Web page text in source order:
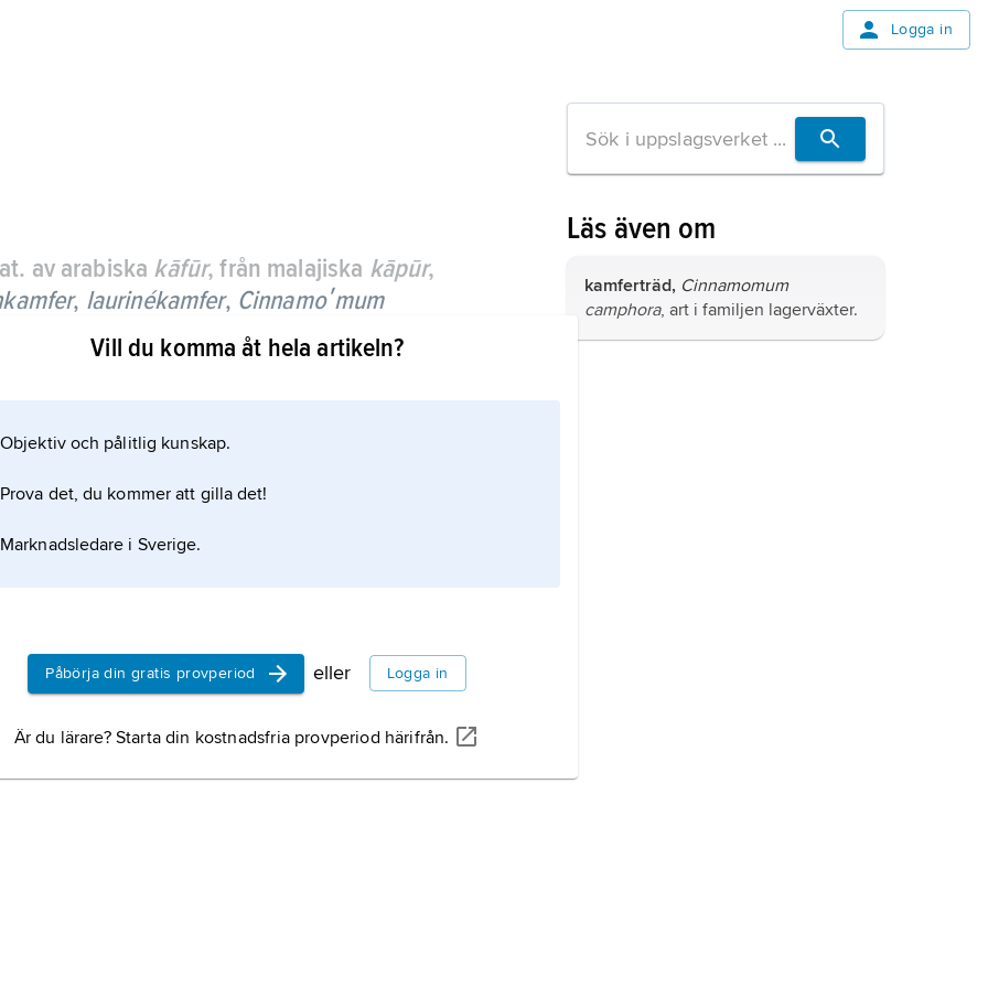
Logga in
av arabiska kāfūr, från malajiska kāpūr,
, laurinékamfer, Cinnamoʹmum
elliptiska blad med glänsande grön
vita blommorna sitter i klasar, och frukten är
på 15 m och mer än 1 000 år
Vill du komma åt hela artikeln?
Objektiv och pålitlig kunskap.
Prova det, du kommer att gilla det!
Marknadsledare i Sverige.
Påbörja din gratis provperiod eller Logga in
Är du lärare? Starta din kostnadsfria provperiod härifrån.
Läs även om
kamferträd, Cinnamomum
camphora, art i familjen lagerväxter.